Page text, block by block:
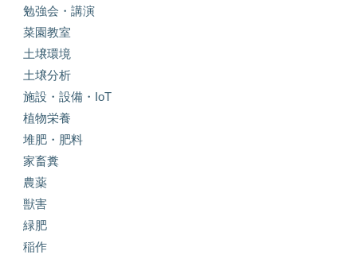
勉強会・講演
菜園教室
土壌環境
土壌分析
施設・設備・IoT
植物栄養
堆肥・肥料
家畜糞
農薬
獣害
緑肥
稲作